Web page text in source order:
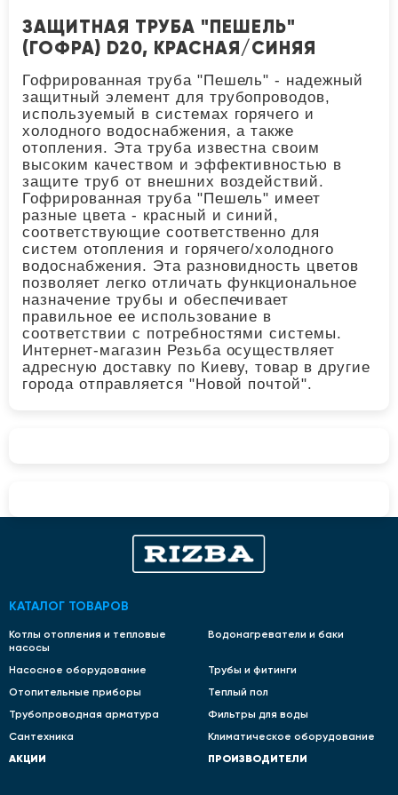
ЗАЩИТНАЯ ТРУБА "ПЕШЕЛЬ"
(ГОФРА) D20, КРАСНАЯ/СИНЯЯ
Гофрированная труба "Пешель" - надежный
защитный элемент для трубопроводов,
используемый в системах горячего и
холодного водоснабжения, а также
отопления. Эта труба известна своим
высоким качеством и эффективностью в
защите труб от внешних воздействий.
Гофрированная труба "Пешель" имеет
разные цвета - красный и синий,
соответствующие соответственно для
систем отопления и горячего/холодного
водоснабжения. Эта разновидность цветов
позволяет легко отличать функциональное
назначение трубы и обеспечивает
правильное ее использование в
соответствии с потребностями системы.
Интернет-магазин Резьба осуществляет
адресную доставку по Киеву, товар в другие
города отправляется "Новой почтой".
КАТАЛОГ ТОВАРОВ
Котлы отопления и тепловые
насосы
Водонагреватели и баки
Насосное оборудование
Трубы и фитинги
Отопительные приборы
Теплый пол
Трубопроводная арматура
Фильтры для воды
Сантехника
Климатическое оборудование
АКЦИИ ПРОИЗВОДИТЕЛИ